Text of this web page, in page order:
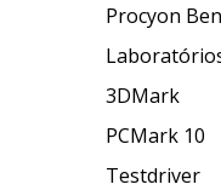
Procyon
3DMark
PCMark 10
Testdriver